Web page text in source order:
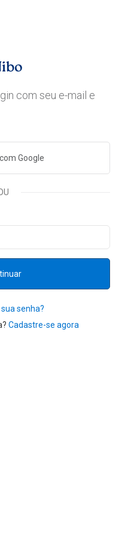
com seu e-mail e
Google
senha?
Cadastre-se agora